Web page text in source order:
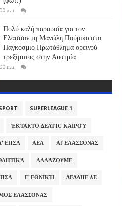
π.μ.
Πολύ καλή παρουσία για τον
Ελασσονίτη Μανώλη Πούρικα στο
Παγκόσμιο Πρωτάθλημα ορεινού
τρεξίματος στην Αυστρία
μ.μ.
SUPERLEAGUE 1
ΈΚΤΑΚΤΟ ΔΕΛΤΊΟ ΚΑΙΡΟΎ
ΕΠΣΛ ΑΕΛ ΑΤ ΕΛΑΣΣΌΝΑΣ
ΑΛΛΆΖΟΥΜΕ
Γ' ΕΘΝΙΚΉ ΔΕΔΔΗΕ ΑΕ
ΕΛΑΣΣΌΝΑΣ